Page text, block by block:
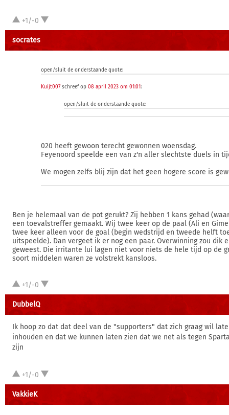
+1/-0
socrates
open/sluit de onderstaande quote:
Kuijt007schreef op 08 april 2023 om 01:01:
open/sluit de onderstaande quote:
020 heeft gewoon terecht gewonnen woensdag.
Feyenoord speelde een van z'n aller slechtste duels in
We mogen zelfs blij zijn dat het geen hogere score is
Ben je helemaal van de pot gerukt? Zij hebben 1 kans gehad
een toevalstreffer gemaakt. Wij twee keer op de paal (Ali en
twee keer alleen voor de goal (begin wedstrijd en tweede helft
uitspeelde). Dan vergeet ik er nog een paar. Overwinning zou dik
geweest. Die irritante lui lagen niet voor niets de hele tijd op de
soort middelen waren ze volstrekt kansloos.
+1/-0
DubbelQ
Ik hoop zo dat dat deel van de "supporters" dat zich graag wil
inhouden en dat we kunnen laten zien dat we net als tegen
zijn
+1/-0
VakkieK